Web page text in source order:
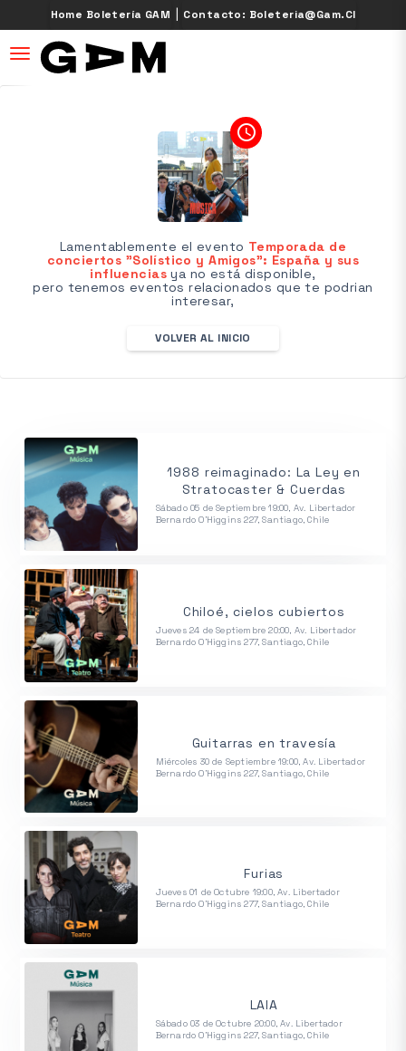
Home Boletería GAM | Contacto: Boleteria@gam.cl
desplegar navegación
access_time
Lamentablemente el evento Temporada de
conciertos "Solístico y Amigos": España y sus
influenciasya no está disponible,
pero tenemos eventos relacionados que te podrian
interesar,
VOLVER AL INICIO
1988 reimaginado: La Ley en
Stratocaster & Cuerdas
Sábado 05 de Septiembre 19:00, Av. Libertador
Bernardo O'Higgins 227, Santiago, Chile
Chiloé, cielos cubiertos
Jueves 24 de Septiembre 20:00, Av. Libertador
Bernardo O'Higgins 277, Santiago, Chile
Guitarras en travesía
Miércoles 30 de Septiembre 19:00, Av. Libertador
Bernardo O'Higgins 227, Santiago, Chile
Furias
Jueves 01 de Octubre 19:00, Av. Libertador
Bernardo O'Higgins 277, Santiago, Chile
LAIA
Sábado 03 de Octubre 20:00, Av. Libertador
Bernardo O'Higgins 227, Santiago, Chile